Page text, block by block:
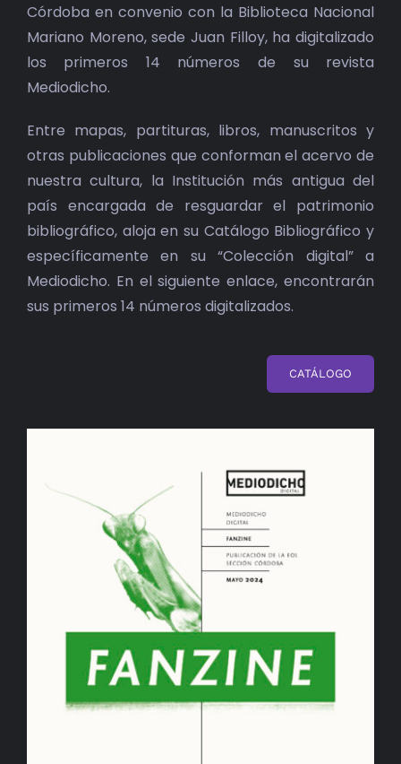
Córdoba en convenio con la Biblioteca Nacional
Mariano Moreno, sede Juan Filloy, ha digitalizado
los primeros 14 números de su revista
Mediodicho.
Entre mapas, partituras, libros, manuscritos y
otras publicaciones que conforman el acervo de
nuestra cultura, la Institución más antigua del
país encargada de resguardar el patrimonio
bibliográfico, aloja en su Catálogo Bibliográfico y
específicamente en su “Colección digital” a
Mediodicho. En el siguiente enlace, encontrarán
sus primeros 14 números digitalizados.
CATÁLOGO